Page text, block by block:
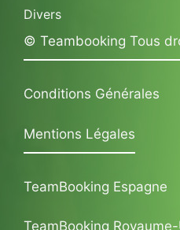
Divers
© Teambooking Tous
Conditions Générales
Mentions Légales
TeamBooking Espagne
TeamBooking